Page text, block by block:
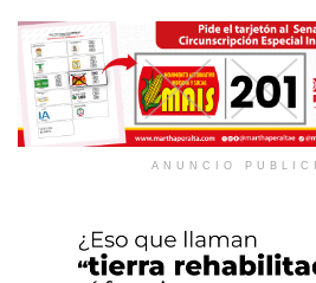
ANUNCIO